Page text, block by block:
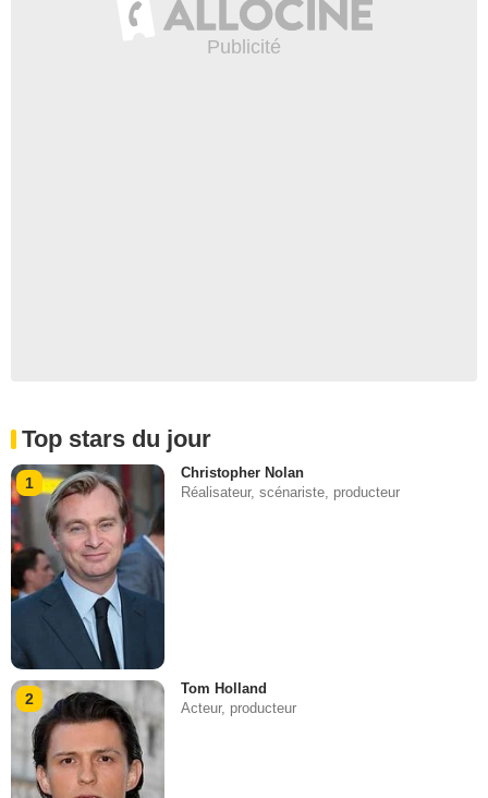
Top stars du jour
1
Christopher Nolan
Réalisateur, scénariste, producteur
2
Tom Holland
Acteur, producteur